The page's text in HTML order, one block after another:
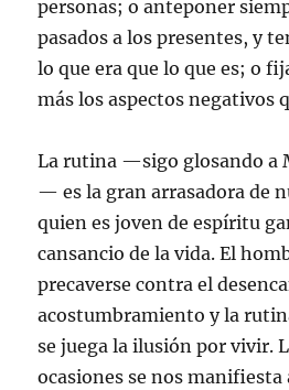
personas; o anteponer
pasados a los presentes, y
lo que era que lo que es; o
más los aspectos negativos
La rutina —sigo glosando a
— es la gran arrasadora de
quien es joven de espíritu
cansancio de la vida. El
precaverse contra el
acostumbramiento y la
se juega la ilusión por vivir.
ocasiones se nos